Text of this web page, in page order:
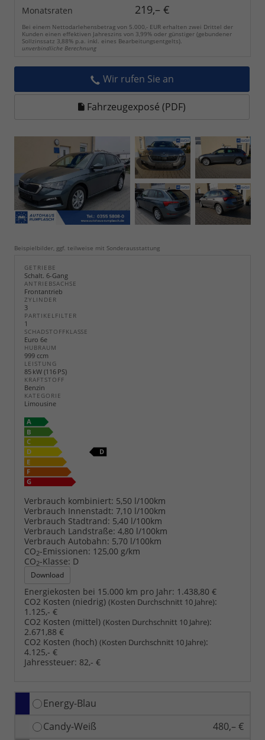
Monatsraten
219,– €
Bei einem Nettodarlehensbetrag von 5.000,- EUR erhalten zwei Drittel der
Kunden einen effektiven Jahreszins von 3,99% oder günstiger (gebundener
Sollzinssatz 3,88% p.a. inkl. eines Bearbeitungsentgelts).
unverbindliche Berechnung
Wir rufen Sie an
Fahrzeugexposé (PDF)
Beispielbilder, ggf. teilweise mit Sonderausstattung
GETRIEBE
Schalt. 6-Gang
ANTRIEBSACHSE
Frontantrieb
ZYLINDER
3
PARTIKELFILTER
1
SCHADSTOFFKLASSE
Euro 6e
HUBRAUM
999 ccm
LEISTUNG
85 kW (116 PS)
KRAFTSTOFF
Benzin
KATEGORIE
Limousine
Verbrauch kombiniert: 5,50 l/100km
Verbrauch Innenstadt: 7,10 l/100km
Verbrauch Stadtrand: 5,40 l/100km
Verbrauch Landstraße: 4,80 l/100km
Verbrauch Autobahn: 5,70 l/100km
CO2-Emissionen: 125,00 g/km
CO2-Klasse: D
Download
Energiekosten bei 15.000 km pro Jahr: 1.438,80 €
CO2 Kosten (niedrig) (Kosten Durchschnitt 10 Jahre):
1.125,- €
CO2 Kosten (mittel) (Kosten Durchschnitt 10 Jahre):
2.671,88 €
CO2 Kosten (hoch) (Kosten Durchschnitt 10 Jahre):
4.125,- €
Jahressteuer: 82,- €
Energy-Blau
Candy-Weiß
480,– €